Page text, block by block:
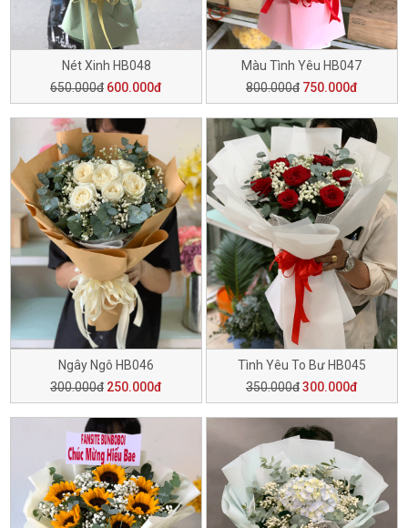
Nét Xinh HB048
650.000đ 600.000đ
Màu Tình Yêu HB047
800.000đ 750.000đ
Ngây Ngô HB046
300.000đ 250.000đ
Tình Yêu To Bư HB045
350.000đ300.000đ